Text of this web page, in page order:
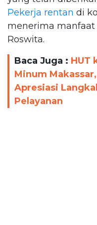
Pekerja rentan di
menerima
Roswita.
Baca Juga : HUT
Minum
Apresiasi
Pelayanan